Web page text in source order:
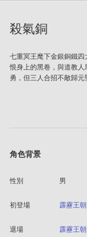
殺氣銅
七重冥王麾下金銀銅鐵
恨身上的黑卷，與道教
勇，但三人合招不敵歸元
角色背景
性別 男
初登場 霹靂王朝
退場 霹靂王朝